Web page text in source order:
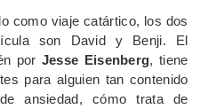
como viaje catártico, los dos
son David y Benji. El
por Jesse Eisenberg, tiene
para alguien tan contenido
ansiedad, cómo trata de